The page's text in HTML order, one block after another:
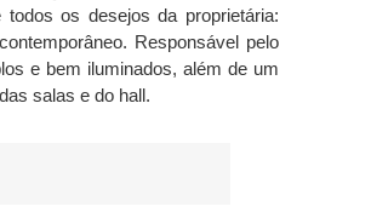
os desejos da proprietária:
Responsável pelo
e bem iluminados, além de um
salas e do hall.